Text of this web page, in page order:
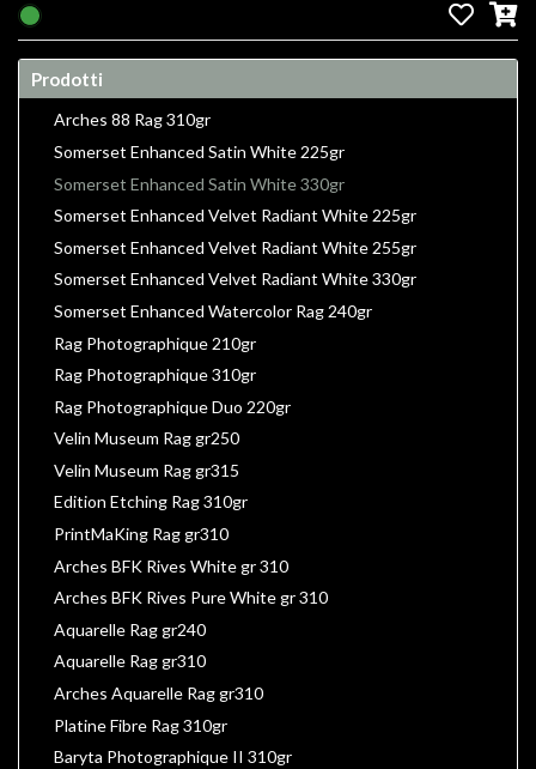
Prodotti
Arches 88 Rag 310gr
Somerset Enhanced Satin White 225gr
Somerset Enhanced Satin White 330gr
Somerset Enhanced Velvet Radiant White 225gr
Somerset Enhanced Velvet Radiant White 255gr
Somerset Enhanced Velvet Radiant White 330gr
Somerset Enhanced Watercolor Rag 240gr
Rag Photographique 210gr
Rag Photographique 310gr
Rag Photographique Duo 220gr
Velin Museum Rag gr250
Velin Museum Rag gr315
Edition Etching Rag 310gr
PrintMaKing Rag gr310
Arches BFK Rives White gr 310
Arches BFK Rives Pure White gr 310
Aquarelle Rag gr240
Aquarelle Rag gr310
Arches Aquarelle Rag gr310
Platine Fibre Rag 310gr
Baryta Photographique II 310gr